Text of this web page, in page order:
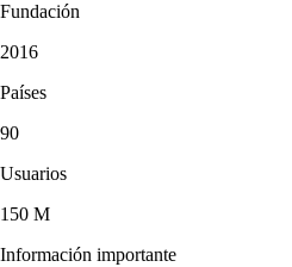
Fundación
2016
Países
90
Usuarios
150 M
Información importante